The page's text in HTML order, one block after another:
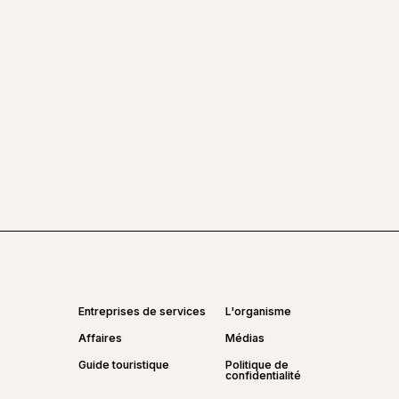
Entreprises de services
L'organisme
Affaires
Médias
Guide touristique
Politique de
confidentialité